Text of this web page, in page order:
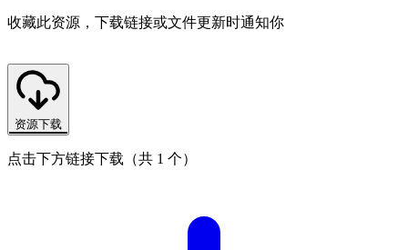
收藏此资源，下载链接或文件更新时通知你
资源下载
点击下方链接下载（共 1 个）